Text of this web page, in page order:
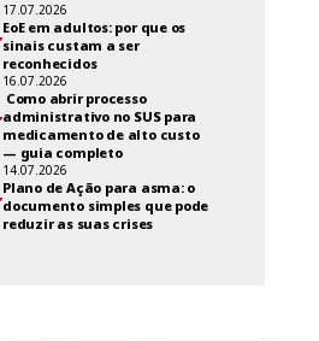
17.07.2026
EoE em adultos: por que os
sinais custam a ser
reconhecidos
16.07.2026
Como abrir processo
administrativo no SUS para
medicamento de alto custo
— guia completo
14.07.2026
Plano de Ação para asma: o
documento simples que pode
reduzir as suas crises